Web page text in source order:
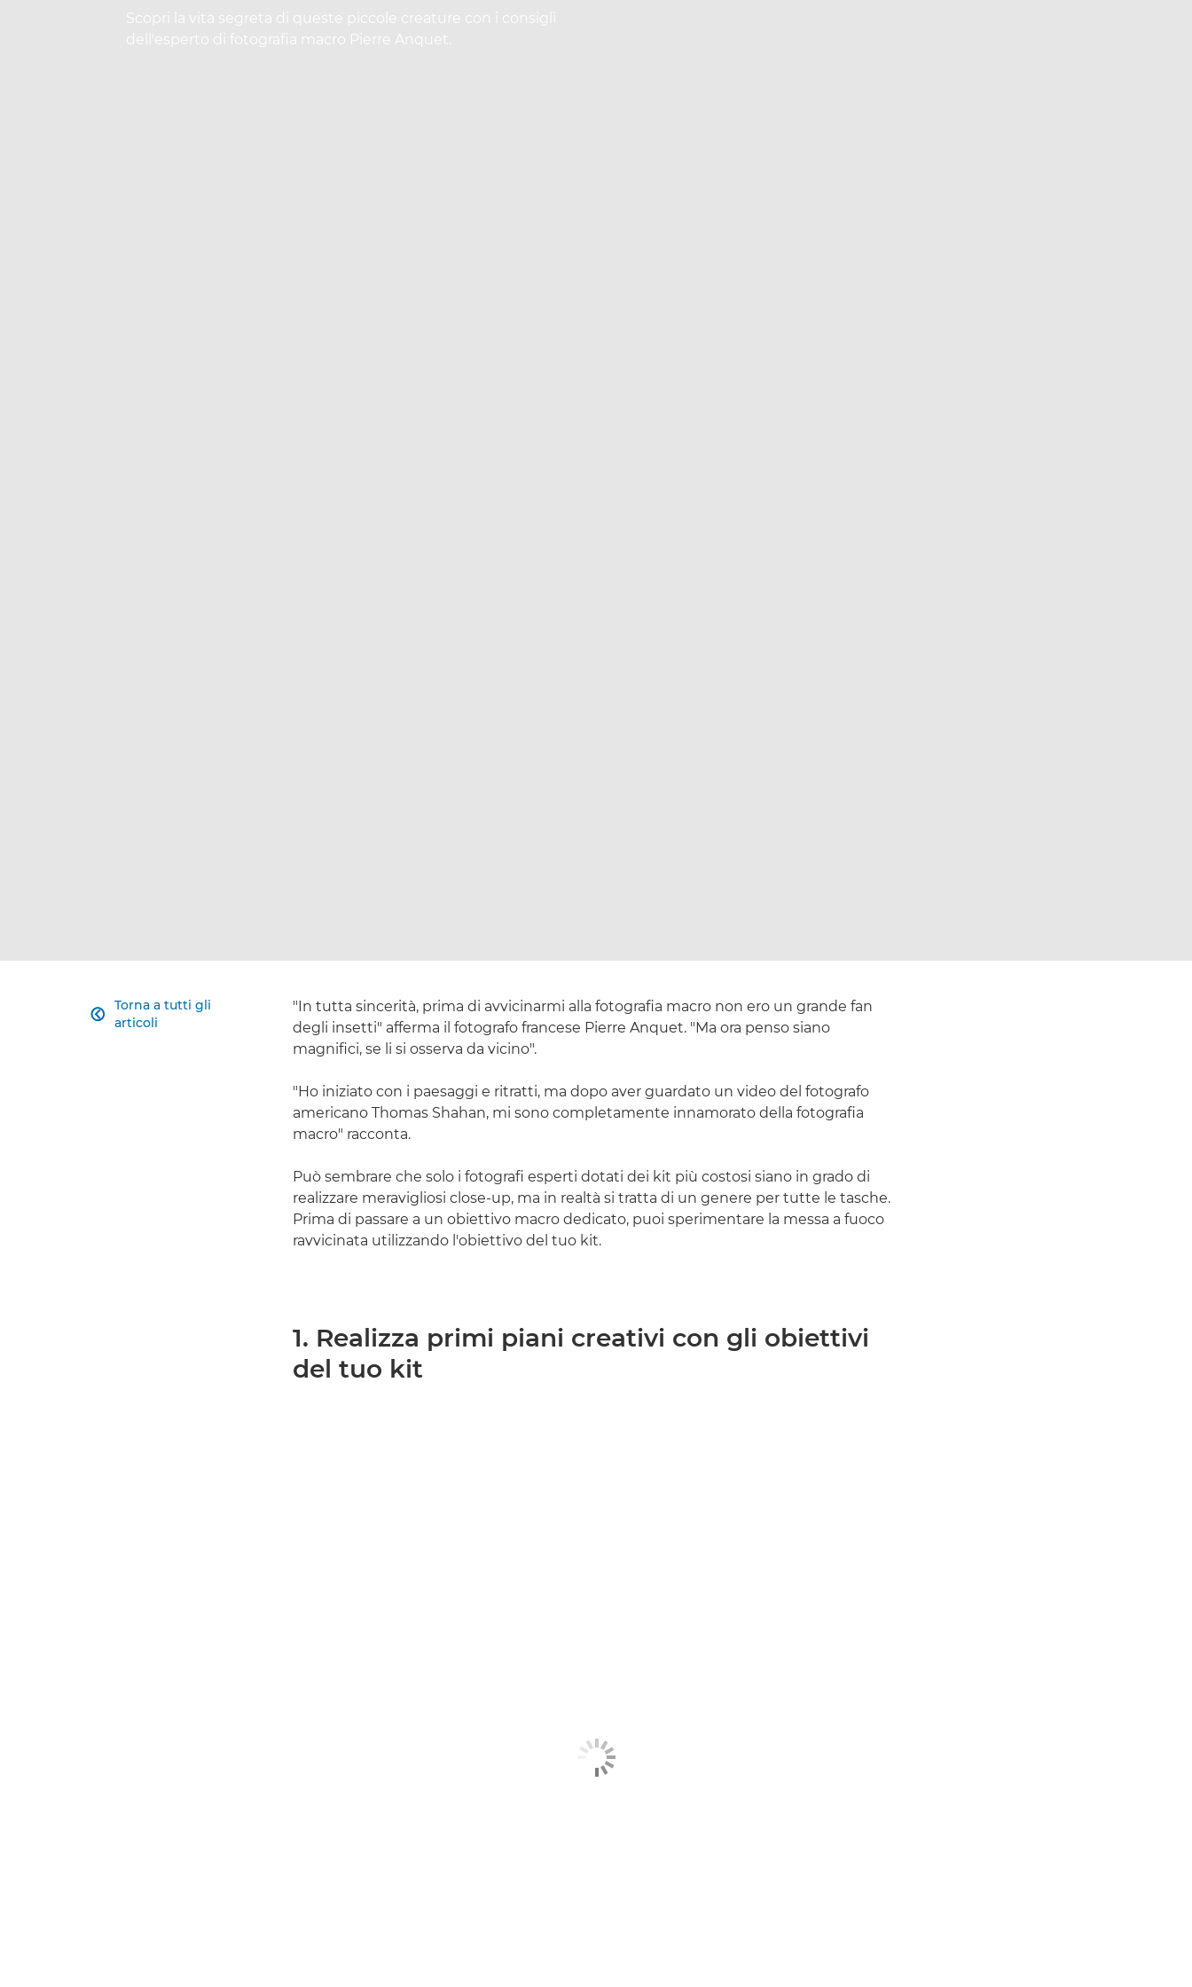
Scopri la vita segreta di queste piccole creature con i consigli
dell'esperto di fotografia macro Pierre Anquet.
Torna a tutti gli
articoli

"In tutta sincerità, prima di avvicinarmi alla fotografia macro non ero un grande fan
degli insetti" afferma il fotografo francese Pierre Anquet. "Ma ora penso siano
magnifici, se li si osserva da vicino".
"Ho iniziato con i paesaggi e ritratti, ma dopo aver guardato un video del fotografo
americano Thomas Shahan, mi sono completamente innamorato della fotografia
macro" racconta.
Può sembrare che solo i fotografi esperti dotati dei kit più costosi siano in grado di
realizzare meravigliosi close-up, ma in realtà si tratta di un genere per tutte le tasche.
Prima di passare a un obiettivo macro dedicato, puoi sperimentare la messa a fuoco
ravvicinata utilizzando l'obiettivo del tuo kit.
1. Realizza primi piani creativi con gli obiettivi
del tuo kit